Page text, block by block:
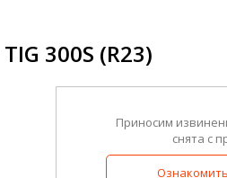
300S (R23)
Приносим
снята с